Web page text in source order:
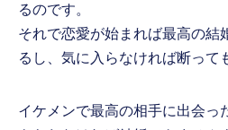
るのです。
それで恋愛が始まれば最高の結
るし、気に入らなければ断って
イケメンで最高の相手に出会っ